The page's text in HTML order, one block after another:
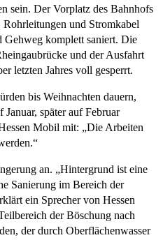
sein. Der Vorplatz des Bahnhofs
und Stromkabel
Gehweg komplett saniert. Die
und der Ausfahrt
letzten Jahres voll gesperrt.
bis Weihnachten dauern,
später auf Februar
Mobil mit: „Die Arbeiten
an. „Hintergrund ist eine
Sanierung im Bereich der
ein Sprecher von Hessen
der Böschung nach
der durch Oberflächenwasser